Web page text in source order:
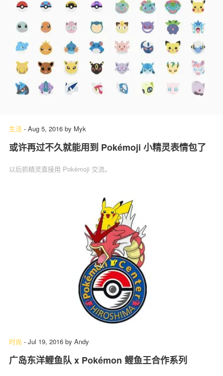
生活 - Aug 5, 2016 by Myk
或许再过不久就能用到 Pokémoji 小精灵表情包了
以后抓精灵直接用 Pokémoji 交流。
时尚 - Jul 19, 2016 by Andy
广岛东洋鲤鱼队 x Pokémon 鲤鱼王合作系列